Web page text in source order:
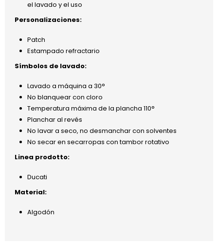
el lavado y el uso
Personalizaciones:
Patch
Estampado refractario
Símbolos de lavado:
Lavado a máquina a 30°
No blanquear con cloro
Temperatura máxima de la plancha 110°
Planchar al revés
No lavar a seco, no desmanchar con solventes
No secar en secarropas con tambor rotativo
Linea prodotto:
Ducati
Material:
Algodón